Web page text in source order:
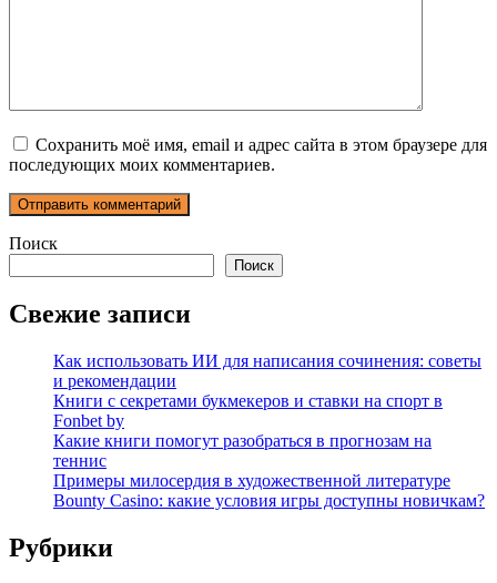
Сохранить моё имя, email и адрес сайта в этом браузере для
последующих моих комментариев.
Поиск
Поиск
Свежие записи
Как использовать ИИ для написания сочинения: советы
и рекомендации
Книги с секретами букмекеров и ставки на спорт в
Fonbet by
Какие книги помогут разобраться в прогнозам на
теннис
Примеры милосердия в художественной литературе
Bounty Casino: какие условия игры доступны новичкам?
Рубрики